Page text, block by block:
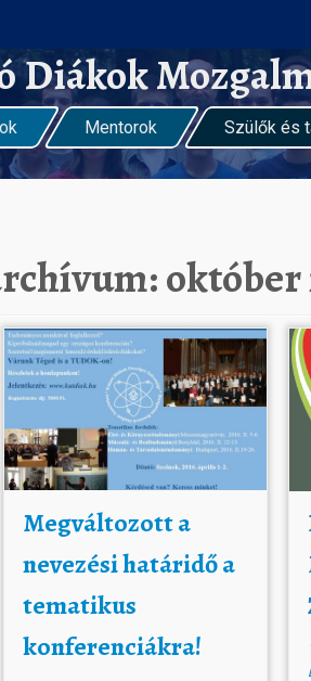
Diákok
Mentorok Szülők és
október
Megváltozott a
nevezési határidő a
tematikus
konferenciákra!